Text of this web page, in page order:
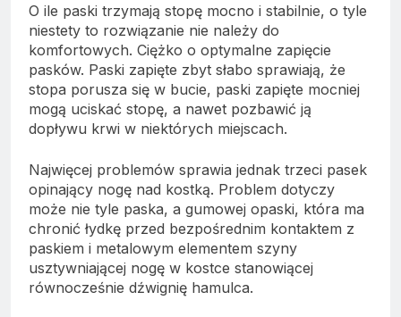
O ile paski trzymają stopę mocno i stabilnie, o tyle
niestety to rozwiązanie nie należy do
komfortowych. Ciężko o optymalne zapięcie
pasków. Paski zapięte zbyt słabo sprawiają, że
stopa porusza się w bucie, paski zapięte mocniej
mogą uciskać stopę, a nawet pozbawić ją
dopływu krwi w niektórych miejscach.
Najwięcej problemów sprawia jednak trzeci pasek
opinający nogę nad kostką. Problem dotyczy
może nie tyle paska, a gumowej opaski, która ma
chronić łydkę przed bezpośrednim kontaktem z
paskiem i metalowym elementem szyny
usztywniającej nogę w kostce stanowiącej
równocześnie dźwignię hamulca.